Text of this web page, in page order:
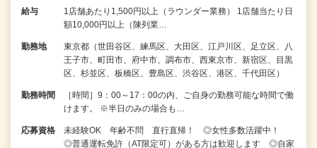
給与
1店舗あたり1,500円以上（ラウンダー業務） 1店舗当たり日
額10,000円以上（陳列業…
勤務地
東京都（世田谷区、練馬区、大田区、江戸川区、足立区、八
王子市、町田市、府中市、調布市、西東京市、新宿区、目黒
区、杉並区、板橋区、豊島区、渋谷区、港区、千代田区）
勤務時間
［時間］9：00～17：00の内、ご自身の勤務可能な時間で働
けます。 ※半日のみの場合も…
応募資格
未経験OK 年齢不問 直行直帰！ ◎女性多数活躍中！
◎普通運転免許（AT限定可）がある方は歓迎します ◎自家